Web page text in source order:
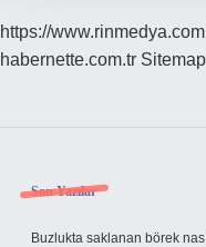
https://www.rinmedya.com
habernette.com.tr Sitemap
Sidebar
Son Yazılar
Buzlukta saklanan börek